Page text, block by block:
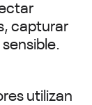
capturar
utilizan